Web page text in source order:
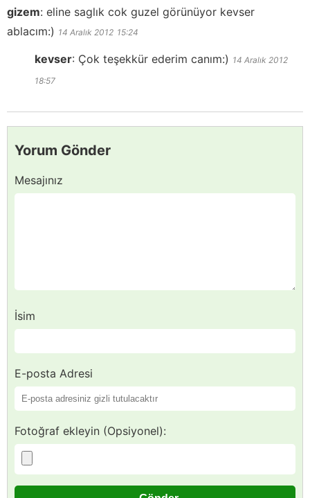
gizem: eline saglık cok guzel görünüyor kevser
ablacım:) 14 Aralık 2012 15:24
kevser: Çok teşekkür ederim canım:) 14 Aralık 2012
18:57
Yorum Gönder
Mesajınız
İsim
E-posta Adresi
Fotoğraf ekleyin (Opsiyonel):